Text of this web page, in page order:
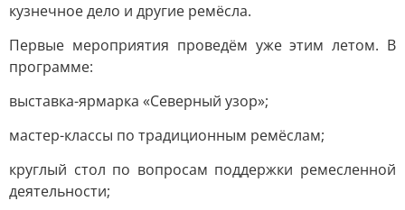
кузнечное дело и другие ремёсла.
Первые мероприятия проведём уже этим летом. В
программе:
выставка-ярмарка «Северный узор»;
мастер-классы по традиционным ремёслам;
круглый стол по вопросам поддержки ремесленной
деятельности;